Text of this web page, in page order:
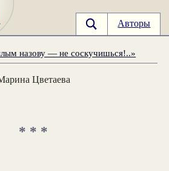
Авторы
назову — не соскучишься!..»
Цветаева
* * *